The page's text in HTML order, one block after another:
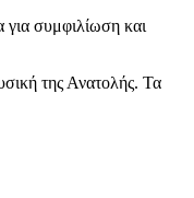
συμφιλίωση και
της Ανατολής. Τα